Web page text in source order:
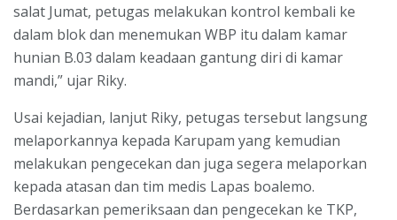
salat Jumat, petugas melakukan kontrol kembali ke
dalam blok dan menemukan WBP itu dalam kamar
hunian B.03 dalam keadaan gantung diri di kamar
mandi,” ujar Riky.
Usai kejadian, lanjut Riky, petugas tersebut langsung
melaporkannya kepada Karupam yang kemudian
melakukan pengecekan dan juga segera melaporkan
kepada atasan dan tim medis Lapas boalemo.
Berdasarkan pemeriksaan dan pengecekan ke TKP,